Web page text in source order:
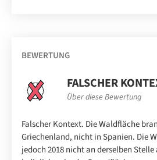
BEWERTUNG
FALSCHER
Über diese Bewertung
Falscher Kontext. Die Waldfläche
Griechenland, nicht in Spanien. Die
jedoch 2018 nicht an derselben